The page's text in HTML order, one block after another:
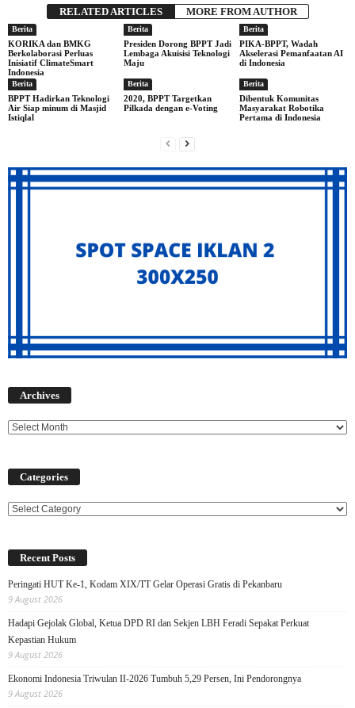
RELATED ARTICLES MORE FROM AUTHOR
Berita
KORIKA dan BMKG
Berkolaborasi Perluas
Inisiatif ClimateSmart
Indonesia
Berita
Presiden Dorong BPPT Jadi
Lembaga Akuisisi Teknologi
Maju
Berita
PIKA-BPPT, Wadah
Akselerasi Pemanfaatan AI
di Indonesia
Berita
BPPT Hadirkan Teknologi
Air Siap minum di Masjid
Istiqlal
Berita
2020, BPPT Targetkan
Pilkada dengan e-Voting
Berita
Dibentuk Komunitas
Masyarakat Robotika
Pertama di Indonesia
Archives
Categories
Categories
Recent Posts
Peringati HUT Ke-1, Kodam XIX/TT Gelar Operasi Gratis di Pekanbaru
9 August 2026
Hadapi Gejolak Global, Ketua DPD RI dan Sekjen LBH Feradi Sepakat Perkuat
Kepastian Hukum
9 August 2026
Ekonomi Indonesia Triwulan II-2026 Tumbuh 5,29 Persen, Ini Pendorongnya
9 August 2026